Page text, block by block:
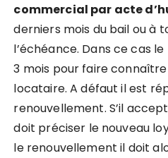
commercial par acte
derniers mois du bail ou à
l’échéance. Dans ce cas
3 mois pour faire
locataire. A défaut il est
renouvellement. S’il
doit préciser le nouveau
le renouvellement il doit